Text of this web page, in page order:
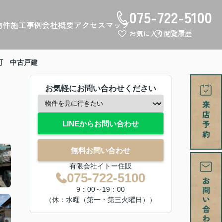
施工事例会社概要アクセスマップ075-722-5100
お気に入り 閲覧履歴
中古戸建
お気軽にお問い合わせください
LINEからお問い合わせ
無料お問い合わせ
有限会社イトー住販
075-722-5100
9：00～19：00
（休：水曜（第一・第三火曜日））